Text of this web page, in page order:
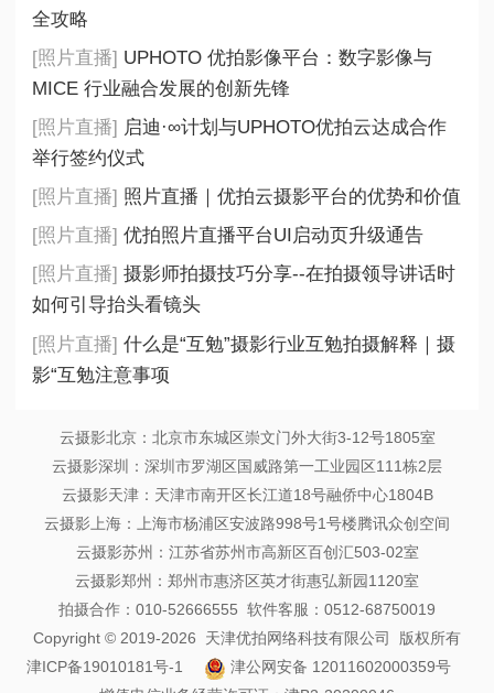
全攻略
[照片直播] UPHOTO 优拍影像平台：数字影像与
MICE 行业融合发展的创新先锋
[照片直播] 启迪·∞计划与UPHOTO优拍云达成合作
举行签约仪式
[照片直播] 照片直播｜优拍云摄影平台的优势和价值
[照片直播] 优拍照片直播平台UI启动页升级通告
[照片直播] 摄影师拍摄技巧分享--在拍摄领导讲话时
如何引导抬头看镜头
[照片直播] 什么是“互勉”摄影行业互勉拍摄解释｜摄
影“互勉注意事项
云摄影北京：北京市东城区崇文门外大街3-12号1805室
云摄影深圳：深圳市罗湖区国威路第一工业园区111栋2层
云摄影天津：天津市南开区长江道18号融侨中心1804B
云摄影上海：上海市杨浦区安波路998号1号楼腾讯众创空间
云摄影苏州：江苏省苏州市高新区百创汇503-02室
云摄影郑州：郑州市惠济区英才街惠弘新园1120室
拍摄合作：010-52666555 软件客服：0512-68750019
Copyright © 2019-2026 天津优拍网络科技有限公司 版权所有
津ICP备19010181号-1
津公网安备 12011602000359号